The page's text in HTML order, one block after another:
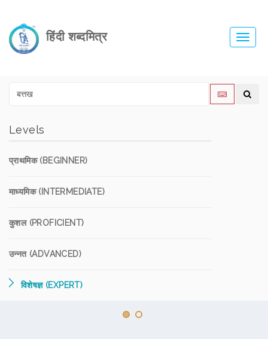
हिंदी शब्दमित्र
Levels
प्राथमिक (BEGINNER)
माध्यमिक (INTERMEDIATE)
कुशल (PROFICIENT)
उन्नत (ADVANCED)
विशेषज्ञ (EXPERT)